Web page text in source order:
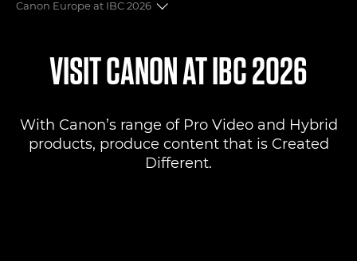
Canon Europe at IBC 2026
Products
Pro AV Solutions
VISIT CANON AT IBC 2026
With Canon’s range of Pro Video and Hybrid
products, produce content that is Created
Different.